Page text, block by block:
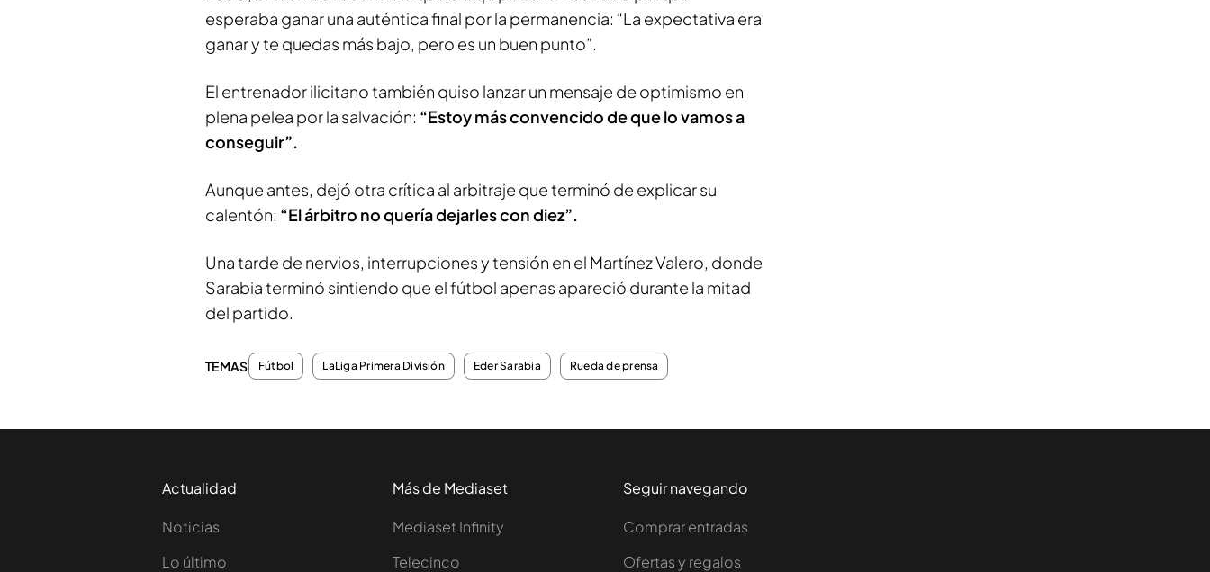
esperaba ganar una auténtica final por la permanencia: “La expectativa era
ganar y te quedas más bajo, pero es un buen punto”.
El entrenador ilicitano también quiso lanzar un mensaje de optimismo en
plena pelea por la salvación: “Estoy más convencido de que lo vamos a
conseguir”.
Aunque antes, dejó otra crítica al arbitraje que terminó de explicar su
calentón: “El árbitro no quería dejarles con diez”.
Una tarde de nervios, interrupciones y tensión en el Martínez Valero, donde
Sarabia terminó sintiendo que el fútbol apenas apareció durante la mitad
del partido.
TEMAS Fútbol LaLiga Primera División Eder Sarabia Rueda de prensa
Actualidad
Noticias
Lo último
Más de Mediaset
Mediaset Infinity
Telecinco
Seguir navegando
Comprar entradas
Ofertas y regalos